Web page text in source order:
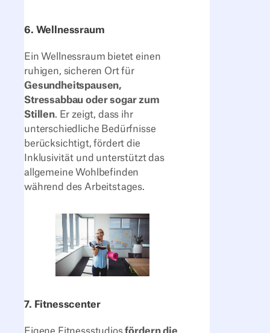
6. Wellnessraum
Ein Wellnessraum bietet einen
ruhigen, sicheren Ort für
Gesundheitspausen,
Stressabbau oder sogar zum
Stillen. Er zeigt, dass ihr
unterschiedliche Bedürfnisse
berücksichtigt, fördert die
Inklusivität und unterstützt das
allgemeine Wohlbefinden
während des Arbeitstages.
7. Fitnesscenter
Eigene Fitnessstudiosfördern die